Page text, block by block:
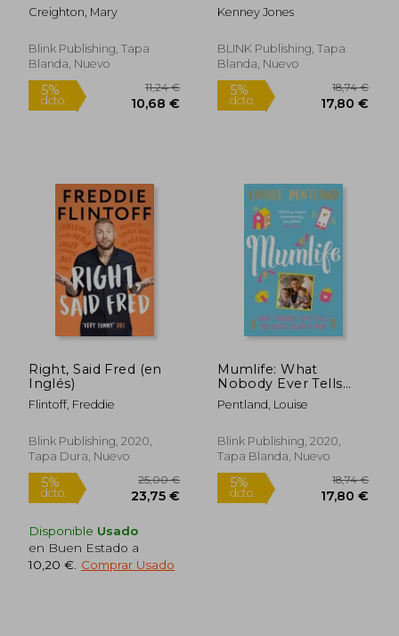
Creighton, Mary
Blink Publishing, Tapa
Blanda, Nuevo
Kenney Jones
BLINK Publishing, Tapa
Blanda, Nuevo
Right, Said Fred (en
Inglés)
Flintoff, Freddie
Blink Publishing, 2020,
Tapa Dura, Nuevo
Disponible Usado
en Buen Estado a
10,20 € Comprar Usado
Mumlife: What
Nobody Ever Tells
You about Being a
Mum (en Inglés)
Pentland, Louise
Blink Publishing, 2020,
Tapa Blanda, Nuevo